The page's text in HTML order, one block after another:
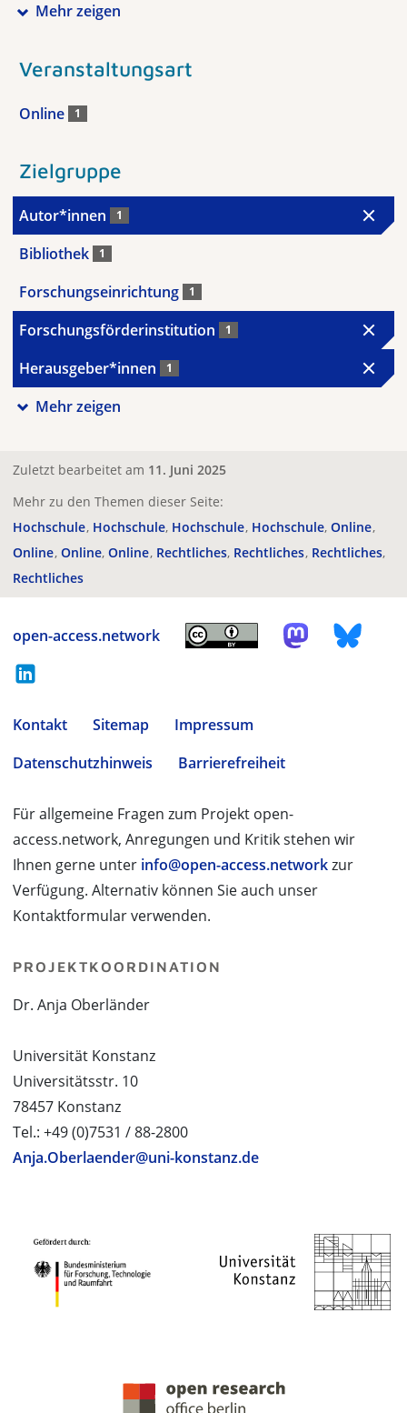
Mehr zeigen
Veranstaltungsart
Online 1
Zielgruppe
Autor*innen 1
Bibliothek 1
Forschungseinrichtung 1
Forschungsförderinstitution 1
Herausgeber*innen 1
Mehr zeigen
Zuletzt bearbeitet am 11. Juni 2025
Mehr zu den Themen dieser Seite:
Hochschule Hochschule Hochschule Hochschule Online
Online Online Online Rechtliches Rechtliches Rechtliches
Rechtliches
open-access.network
Kontakt Sitemap
Impressum
Datenschutzhinweis
Barrierefreiheit
Für allgemeine Fragen zum Projekt open-
access.network, Anregungen und Kritik stehen wir
Ihnen gerne unter info@open-access.networkzur
Verfügung. Alternativ können Sie auch unser
Kontaktformular verwenden.
PROJEKTKOORDINATION
Dr. Anja Oberländer
Universität Konstanz
Universitätsstr. 10
78457 Konstanz
Tel.: +49 (0)7531 / 88-2800
Anja.Oberlaender@uni-konstanz.de